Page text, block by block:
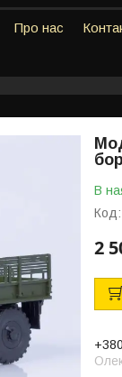
Про нас
В
Код:
2